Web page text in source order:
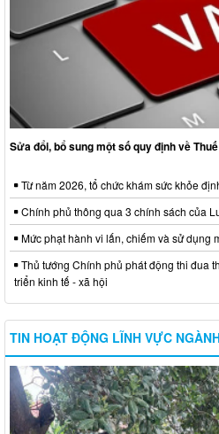
Sửa đổi, bổ sung một số quy định về
Từ năm 2026, tổ chức khám sức khỏe
Chính phủ thông qua 3 chính sách của
Mức phạt hành vi lấn, chiếm và sử dụng
Thủ tướng Chính phủ phát động thi đua
triển kinh tế - xã hội
TIN HOẠT ĐỘNG LĨNH VỰC